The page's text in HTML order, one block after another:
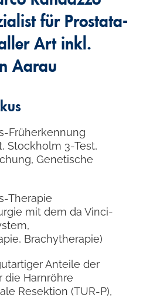
für Prostata-
Art inkl.
Aarau
Früherkennung
Stockholm 3-Test,
Genetische
Therapie
mit dem da Vinci-
Brachytherapie)
Anteile der
die Harnröhre
Resektion (TUR-P),